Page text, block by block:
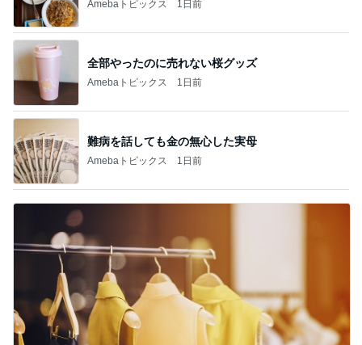
Amebaトピックス 1日前
全部やったのに売れない桜グッズ
Amebaトピックス 1日前
難病を話しても金の無心した実母
Amebaトピックス 1日前